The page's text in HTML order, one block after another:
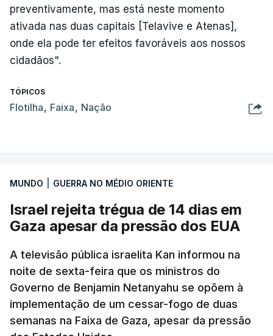
preventivamente, mas está neste momento
ativada nas duas capitais [Telavive e Atenas],
onde ela pode ter efeitos favoráveis aos nossos
cidadãos".
TÓPICOS
Flotilha, Faixa, Nação
MUNDO GUERRA NO MÉDIO ORIENTE
Israel rejeita trégua de 14 dias em
Gaza apesar da pressão dos EUA
A televisão pública israelita Kan informou na
noite de sexta-feira que os ministros do
Governo de Benjamin Netanyahu se opõem à
implementação de um cessar-fogo de duas
semanas na Faixa de Gaza, apesar da pressão